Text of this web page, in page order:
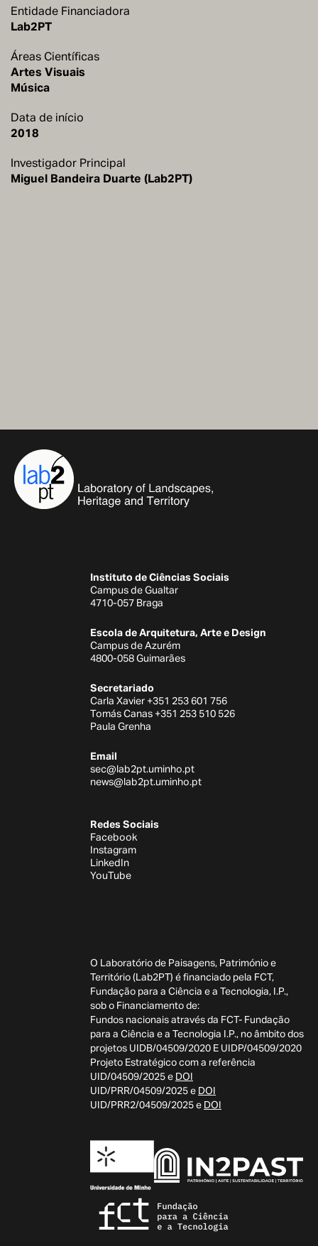
Entidade Financiadora
Lab2PT
Áreas Científicas
Artes Visuais
Música
Data de início
2018
Investigador Principal
Miguel Bandeira Duarte (Lab2PT)
Instituto de Ciências Sociais
Campus de Gualtar
4710-057 Braga
Escola de Arquitetura, Arte e Design
Campus de Azurém
4800-058 Guimarães
Secretariado
Carla Xavier +351 253 601 756
Tomás Canas +351 253 510 526
Paula Grenha
Email
sec@lab2pt.uminho.pt
news@lab2pt.uminho.pt
Redes Sociais
Facebook
Instagram
LinkedIn
YouTube
O Laboratório de Paisagens, Património e
Território (Lab2PT) é financiado pela FCT,
Fundação para a Ciência e a Tecnologia, I.P.,
sob o Financiamento de:
Fundos nacionais através da FCT- Fundação
para a Ciência e a Tecnologia I.P., no âmbito dos
projetos UIDB/04509/2020 E UIDP/04509/2020
Projeto Estratégico com a referência
UID/04509/2025 e DOI
UID/PRR/04509/2025 e DOI
UID/PRR2/04509/2025 e DOI